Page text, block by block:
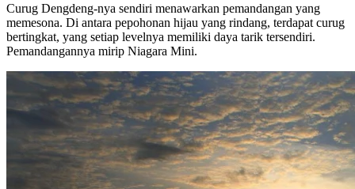
Curug Dengdeng-nya sendiri menawarkan pemandangan yang
memesona. Di antara pepohonan hijau yang rindang, terdapat curug
bertingkat, yang setiap levelnya memiliki daya tarik tersendiri.
Pemandangannya mirip Niagara Mini.